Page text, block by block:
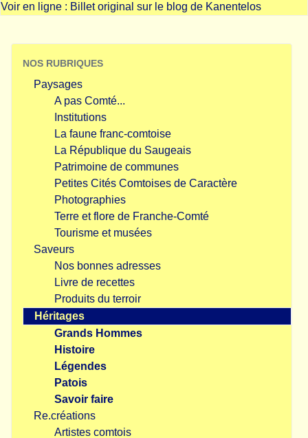
Voir en ligne : Billet original sur le blog de Kanentelos
NOS RUBRIQUES
Paysages
A pas Comté...
Institutions
La faune franc-comtoise
La République du Saugeais
Patrimoine de communes
Petites Cités Comtoises de Caractère
Photographies
Terre et flore de Franche-Comté
Tourisme et musées
Saveurs
Nos bonnes adresses
Livre de recettes
Produits du terroir
Héritages
Grands Hommes
Histoire
Légendes
Patois
Savoir faire
Re.créations
Artistes comtois